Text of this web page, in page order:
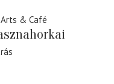
& Café